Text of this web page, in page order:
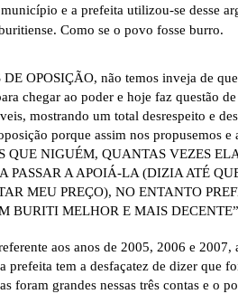
e a prefeita utilizou-se desse
Como se o povo fosse burro.
OPOSIÇÃO, não temos inveja de
chegar ao poder e hoje faz questão
mostrando um total desrespeito e
porque assim nos propusemos e
QUE NIGUÉM, QUANTAS VEZES
PASSAR A APOIÁ-LA (DIZIA ATÉ
MEU PREÇO), NO ENTANTO
BURITI MELHOR E MAIS
aos anos de 2005, 2006 e 2007,
prefeita tem a desfaçatez de dizer que
foram grandes nessas três contas e o